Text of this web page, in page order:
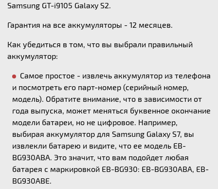
Samsung GT-i9105 Galaxy S2.
Гарантия на все аккумуляторы - 12 месяцев.
Как убедиться в том, что вы выбрали правильный
аккумулятор:
Самое простое - извлечь аккумулятор из телефона
и посмотреть его парт-номер (серийный номер,
модель). Обратите внимание, что в зависимости от
года выпуска, может меняться буквенное окончание
модели батареи, но не цифровое. Например,
выбирая аккумулятор для Samsung Galaxy S7, вы
извлекли батарею и видите, что ее модель EB-
BG930ABA. Это значит, что вам подойдет любая
батарея с маркировкой EB-BG930: EB-BG930ABA, EB-
BG930ABE.